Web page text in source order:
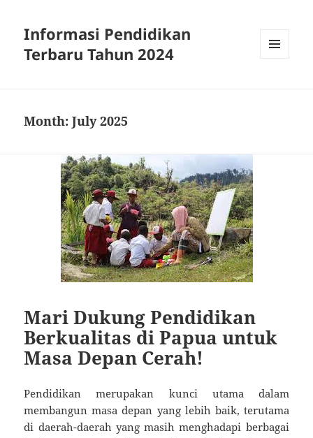
Informasi Pendidikan
Terbaru Tahun 2024
Month:July 2025
Mari Dukung Pendidikan
Berkualitas di Papua untuk
Masa Depan Cerah!
Pendidikan merupakan kunci utama dalam
membangun masa depan yang lebih baik, terutama
di daerah-daerah yang masih menghadapi berbagai